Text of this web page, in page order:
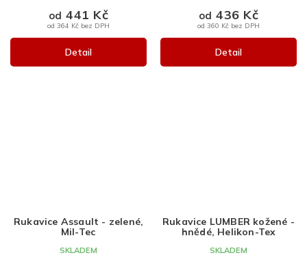
od 364 Kč bez DPH
od 441 Kč
Detail
od 360 Kč bez DPH
od 436 Kč
Detail
Rukavice Assault - zelené,
Mil-Tec
SKLADEM
Rukavice LUMBER kožené -
hnědé, Helikon-Tex
SKLADEM